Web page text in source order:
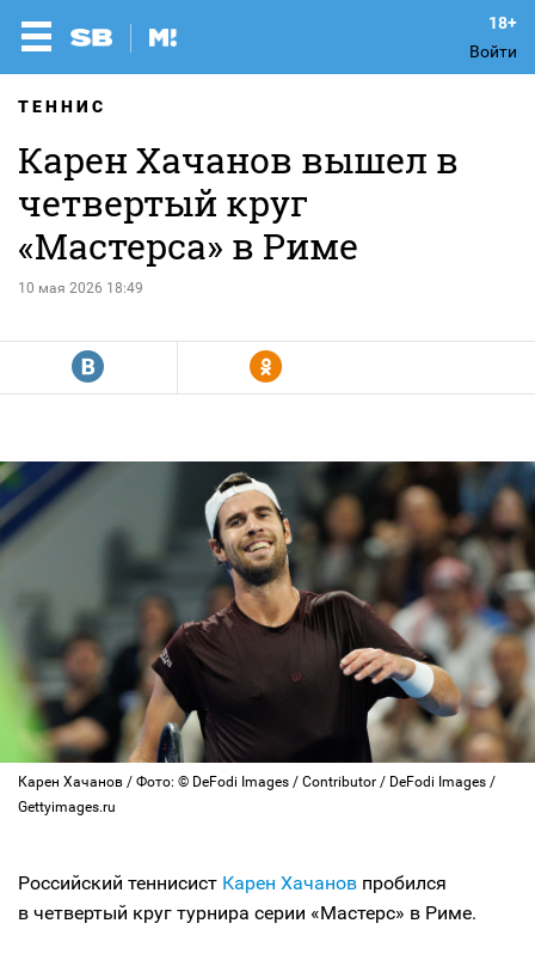
Войти
ТЕННИС
Карен Хачанов вышел в
четвертый круг
«Мастерса» в Риме
10 мая 2026 18:49
R Y
Карен Хачанов / Фото: © DeFodi Images / Contributor / DeFodi Images /
Gettyimages.ru
Российский теннисист Карен Хачанов пробился
в четвертый круг турнира серии «Мастерс» в Риме.